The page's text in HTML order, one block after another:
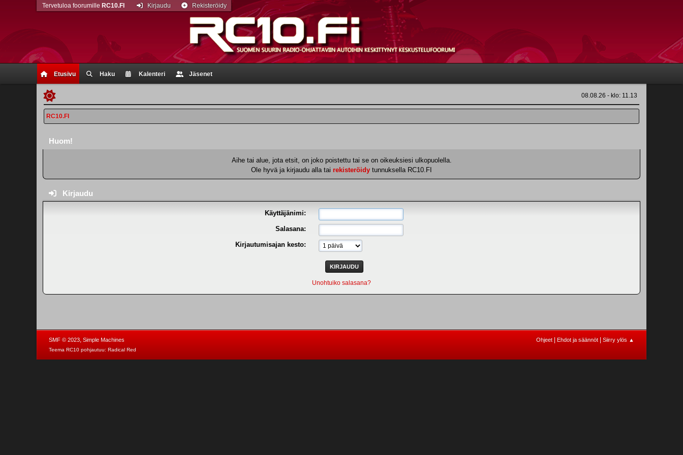
Etusivu Haku Kalenteri Jäsenet
Tervetuloa foorumille RC10.FI Kirjaudu Rekisteröidy
08.08.26 - klo: 11.13
RC10.FI
Huom!
Aihe tai alue, jota etsit, on joko poistettu tai se on oikeuksiesi ulkopuolella.
Ole hyvä ja kirjaudu alla tai rekisteröidy tunnuksella RC10.FI
Kirjaudu
Käyttäjänimi:
Salasana:
Kirjautumisajan kesto:
Unohtuiko salasana?
Ohjeet Ehdot ja säännöt Siirry ylös ▲
SMF © 2023, Simple Machines
Teema RC10 pohjautuu: Radical Red